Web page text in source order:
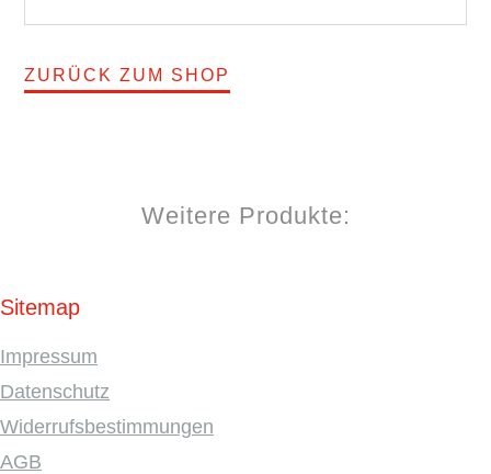
ZURÜCK ZUM SHOP
Weitere Produkte:
Sitemap
Impressum
Datenschutz
Widerrufsbestimmungen
AGB